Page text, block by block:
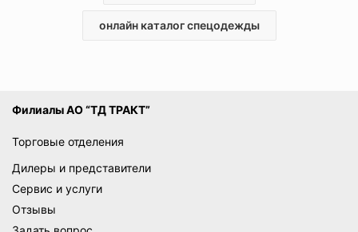
онлайн каталог спецодежды
Филиалы АО “ТД ТРАКТ”
Торговые отделения
Дилеры и представители
Сервис и услуги
Отзывы